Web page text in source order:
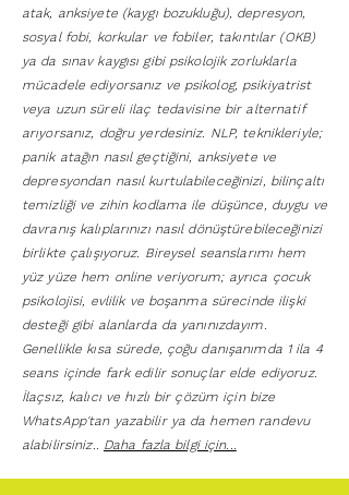
atak, anksiyete (kaygı bozukluğu), depresyon,
sosyal fobi, korkular ve fobiler, takıntılar (OKB)
ya da sınav kaygısı gibi psikolojik zorluklarla
mücadele ediyorsanız ve psikolog, psikiyatrist
veya uzun süreli ilaç tedavisine bir alternatif
arıyorsanız, doğru yerdesiniz. NLP, teknikleriyle;
panik atağın nasıl geçtiğini, anksiyete ve
depresyondan nasıl kurtulabileceğinizi, bilinçaltı
temizliği ve zihin kodlama ile düşünce, duygu ve
davranış kalıplarınızı nasıl dönüştürebileceğinizi
birlikte çalışıyoruz. Bireysel seanslarımı hem
yüz yüze hem online veriyorum; ayrıca çocuk
psikolojisi, evlilik ve boşanma sürecinde ilişki
desteği gibi alanlarda da yanınızdayım.
Genellikle kısa sürede, çoğu danışanımda 1 ila 4
seans içinde fark edilir sonuçlar elde ediyoruz.
İlaçsız, kalıcı ve hızlı bir çözüm için bize
WhatsApp'tan yazabilir ya da hemen randevu
alabilirsiniz.. Daha fazla bilgi için...